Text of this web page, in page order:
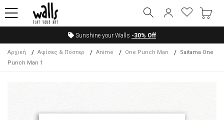
Sunshine your Walls -30% Off
Αρχική Αφίσες & Πόστερ Anime One Punch Man
Saitama One
Punch Man 1